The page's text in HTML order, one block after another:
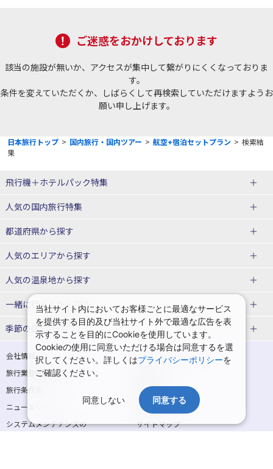
ご迷惑をおかけしております
該当の施設が無いか、アクセスが集中して繋がりにくくなっておりま
す。
条件を変えていただくか、しばらくして再検索していただけますようお
願い申し上げます。
日本旅行トップ > 国内旅行・国内ツアー > 航空+宿泊セットプラン > 検索結
果
飛行機＋ホテルパック特集
赤い風船ダイナミックパッケージ
ＪＡＬで行く飛行機+ホテルパック
人気の国内旅行特集
東京ディズニーリゾート®への旅
ユニバーサル・スタジオ・ジャパ
都道府県から探す
北海道旅行・ツアー
東北
青森旅行・ツアー
岩手旅行・ツアー
宮城旅行・ツアー
秋田旅行・ツアー
山形旅行・ツアー
福島旅行・ツアー
関東
東京旅行・ツアー
神奈川旅行・ツアー
人気のエリアから探す
函館旅行 札幌旅行
仙台旅行
那須旅行
日光旅行
小笠原旅行
大島旅行
人気の温泉地から探す
北海道
湯の川温泉(北海道)
定山渓温泉(北海道)
十勝川温泉(北海道)
阿寒湖温泉(北海道)
洞爺湖温泉(北海道)
層雲峡温泉(北海道)
知床温泉(北海道)
一緒に行く人から探す
一人旅 国内版
家族・子連れ旅行 国内版
カップル・夫婦旅行 国内版
女子旅 国内版
卒業旅行・学生旅行 国内版
季節の国内旅行特集
桜・お花見特集
ゴールデンウィーク（GW）の国内
旅行
夏休み・お盆の国内旅行
7月の国内旅行
8月の国内旅行
9月の国内旅行
10月の国内旅行
11月の国内旅行
会社情報
プライバシーポリシー
旅行業登録票・約款
旅行条件書
商標について
ニュースリリース
採用情報
システムメンテナンスの
サイトマップ
当社サイト内においてお客様ごとに最適なサービス
を提供する目的及び当社サイト外で最適な広告を表
示することを目的にCookieを使用しています。
Cookieの使用に同意いただける場合は同意するを選
択してください。詳しくはプライバシーポリシーを
ご確認ください。
同意しない 同意する